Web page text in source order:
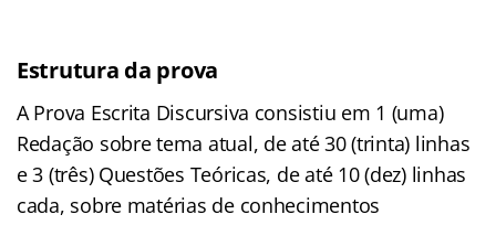
Estrutura da prova
A Prova Escrita Discursiva consistiu em 1 (uma)
Redação sobre tema atual, de até 30 (trinta) linhas
e 3 (três) Questões Teóricas, de até 10 (dez) linhas
cada, sobre matérias de conhecimentos